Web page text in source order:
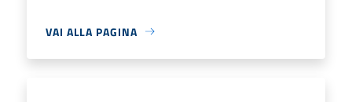
VAI ALLA PAGINA